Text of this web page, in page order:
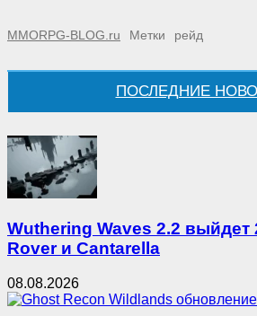
MMORPG-BLOG.ru Метки рейд
ПОСЛЕДНИЕ
Wuthering Waves 2.2 выйдет
Rover и Cantarella
08.08.2026